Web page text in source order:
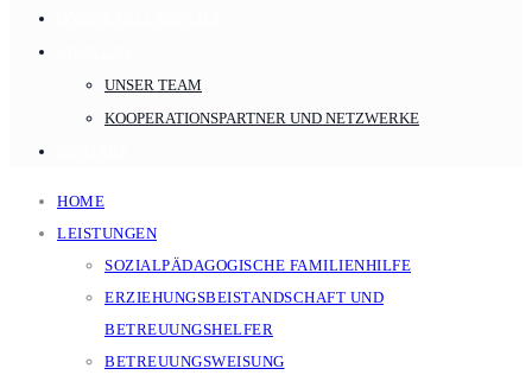
UNSER TEAM
KOOPERATIONSPARTNER UND NETZWERKE
HOME
LEISTUNGEN
SOZIALPÄDAGOGISCHE FAMILIENHILFE
ERZIEHUNGSBEISTANDSCHAFT UND
BETREUUNGSHELFER
BETREUUNGSWEISUNG